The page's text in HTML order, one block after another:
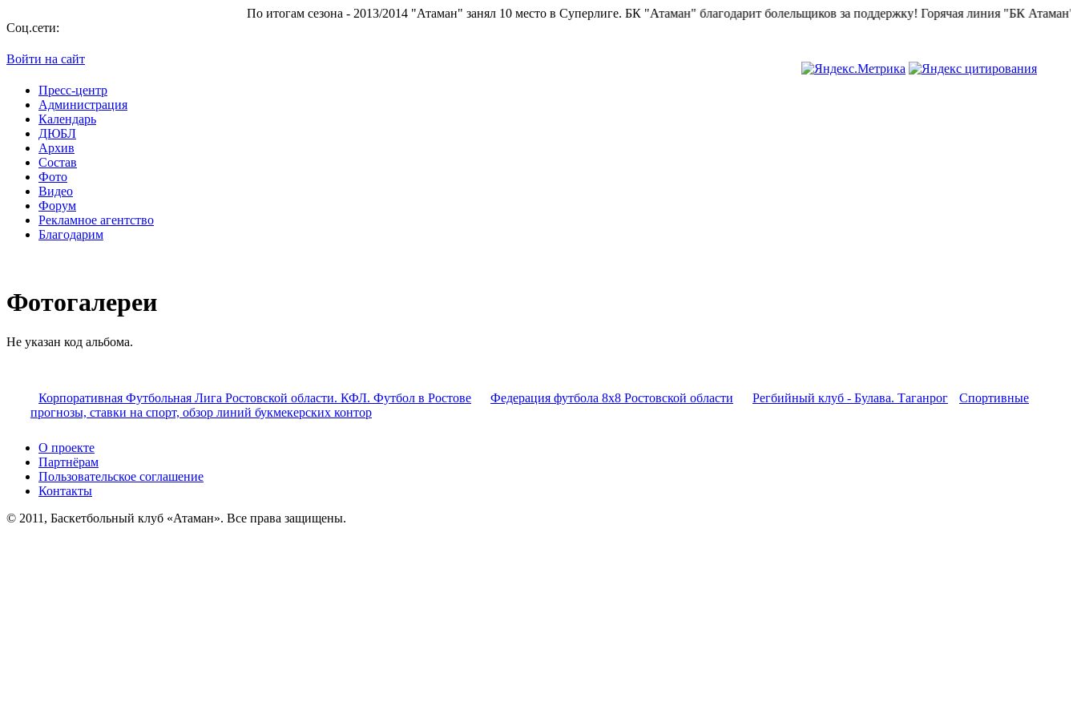
По итогам сезона - 2013/2014 "Атаман" занял 10 место в Суперлиге.БК "Атаман" благодарит болельщиков за поддержку!Горячая линия "БК Атаман":
Соц.сети:
Войти на сайт
Пресс-центр
Администрация
Календарь
ДЮБЛ
Архив
Состав
Фото
Видео
Форум
Рекламное агентство
Благодарим
Фотогалереи
Не указан код альбома.
Корпоративная Футбольная Лига Ростовской области. КФЛ. Футбол в Ростове Федерация футбола 8x8 Ростовской области Регбийный клуб - Булава. Таганрог
Спортивные
прогнозы, ставки на спорт, обзор линий букмекерских контор
О проекте
Партнёрам
Пользовательское соглашение
Контакты
© 2011, Баскетбольный клуб «Атаман». Все права защищены.